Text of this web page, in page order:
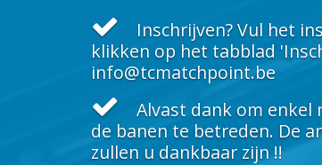
Inschrijven? Vul het
klikken op het tabblad
info@tcmatchpoint.be
Alvast dank om enkel
de banen te betreden. De
zullen u dankbaar zijn !!